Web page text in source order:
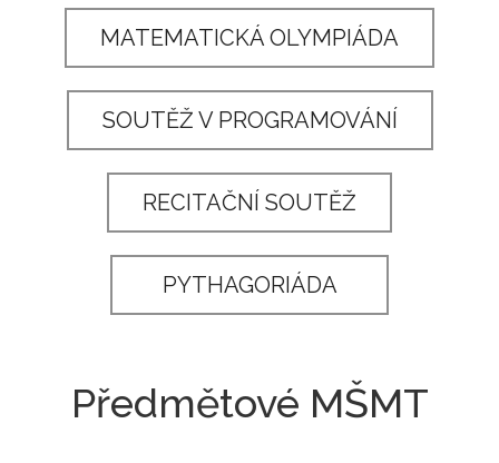
MATEMATICKÁ OLYMPIÁDA
SOUTĚŽ V PROGRAMOVÁNÍ
RECITAČNÍ SOUTĚŽ
PYTHAGORIÁDA
Předmětové MŠMT